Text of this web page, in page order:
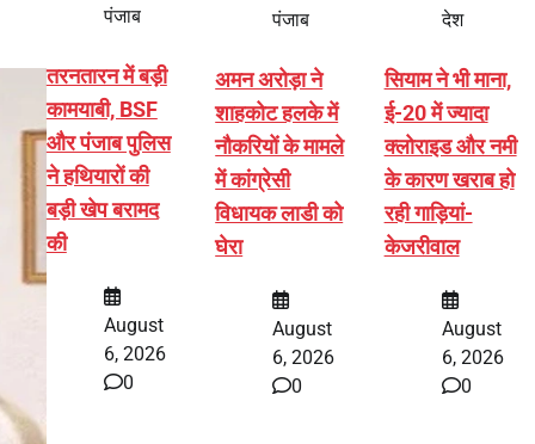
पंजाब
तरनतारन में बड़ी
कामयाबी, BSF
और पंजाब पुलिस
ने हथियारों की
बड़ी खेप बरामद
की
August
6, 2026
0
पंजाब
अमन अरोड़ा ने
शाहकोट हलके में
नौकरियों के मामले
में कांग्रेसी
विधायक लाडी को
घेरा
August
6, 2026
0
देश
सियाम ने भी माना,
ई-20 में ज्यादा
क्लोराइड और नमी
के कारण खराब हो
रही गाड़ियां-
केजरीवाल
August
6, 2026
0